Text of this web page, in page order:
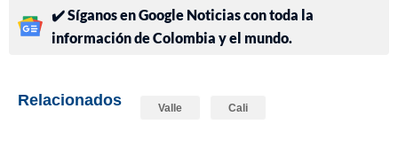
✔️ Síganos en Google Noticias con toda la
información de Colombia y el mundo.
Relacionados Valle Cali